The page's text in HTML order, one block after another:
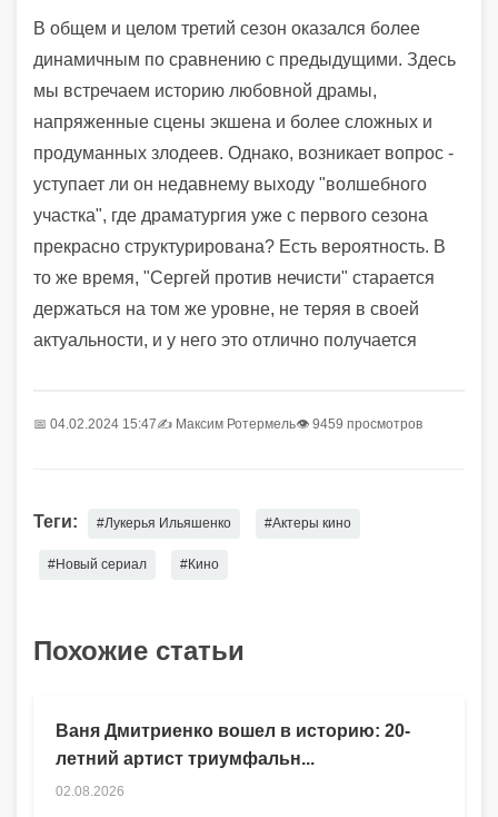
В общем и целом третий сезон оказался более
динамичным по сравнению с предыдущими. Здесь
мы встречаем историю любовной драмы,
напряженные сцены экшена и более сложных и
продуманных злодеев. Однако, возникает вопрос -
уступает ли он недавнему выходу "волшебного
участка", где драматургия уже с первого сезона
прекрасно структурирована? Есть вероятность. В
то же время, "Сергей против нечисти" старается
держаться на том же уровне, не теряя в своей
актуальности, и у него это отлично получается
📅 04.02.2024 15:47✍️ Максим Ротермель👁 9459 просмотров
Теги: #Лукерья Ильяшенко #Актеры кино
#Новый сериал #Кино
Похожие статьи
Ваня Дмитриенко вошел в историю: 20-
летний артист триумфальн...
02.08.2026